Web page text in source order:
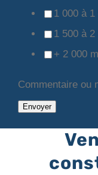
1 000 à 1
1 500 à 2
+ 2 000
Commentaire ou
Envoyer